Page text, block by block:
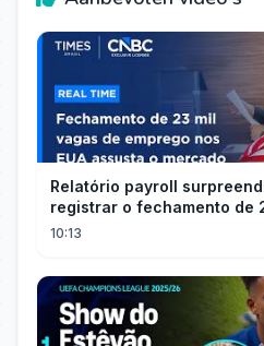
Relatório payroll
registrar o fechamento de
vagas nos EUA
10:13